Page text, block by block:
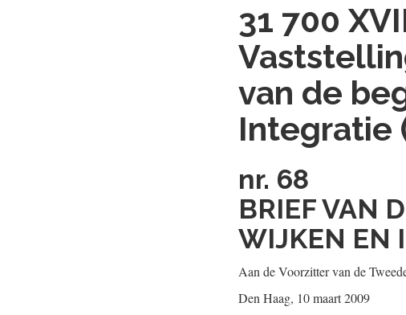
31 700
van de
Integratie
nr. 68
BRIEF VAN
WIJKEN EN
Aan de Voorzitter van de
Den Haag, 10 maart 2009